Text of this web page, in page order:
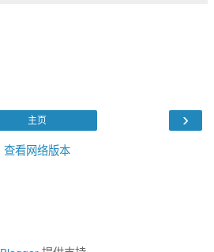
›
主页
查看网络版本